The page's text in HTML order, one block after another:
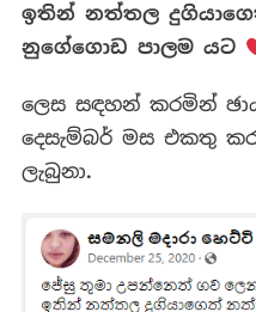
ඉතින් නත්තල
නුගේගොඩ පාලම යට
ලෙස සඳහන් කරමින්
දෙසැම්බර් මස එකතු
ලැබුනා.